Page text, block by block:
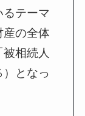
るテーマ
産の全体
相続人
となっ